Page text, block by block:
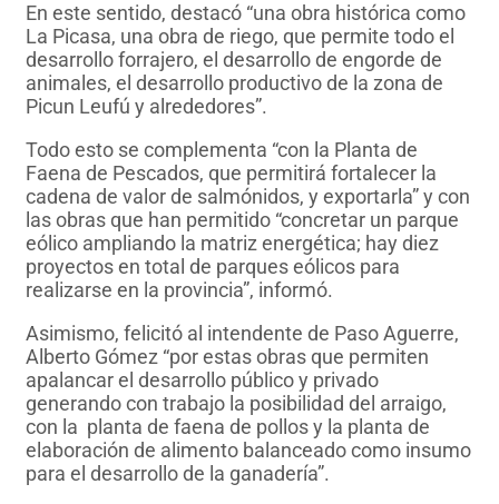
En este sentido, destacó “una obra histórica como
La Picasa, una obra de riego, que permite todo el
desarrollo forrajero, el desarrollo de engorde de
animales, el desarrollo productivo de la zona de
Picun Leufú y alrededores”.
Todo esto se complementa “con la Planta de
Faena de Pescados, que permitirá fortalecer la
cadena de valor de salmónidos, y exportarla” y con
las obras que han permitido “concretar un parque
eólico ampliando la matriz energética; hay diez
proyectos en total de parques eólicos para
realizarse en la provincia”, informó.
Asimismo, felicitó al intendente de Paso Aguerre,
Alberto Gómez “por estas obras que permiten
apalancar el desarrollo público y privado
generando con trabajo la posibilidad del arraigo,
con la planta de faena de pollos y la planta de
elaboración de alimento balanceado como insumo
para el desarrollo de la ganadería”.